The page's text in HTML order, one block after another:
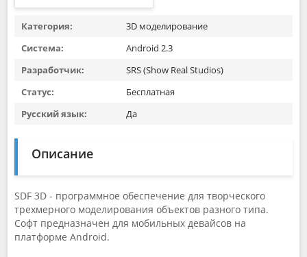
Категория:
3D моделирование
Система:
Android 2.3
Разработчик:
SRS (Show Real Studios)
Статус:
Бесплатная
Русский язык:
Да
Описание
SDF 3D - программное обеспечение для творческого
трехмерного моделирования объектов разного типа.
Софт предназначен для мобильных девайсов на
платформе Android.